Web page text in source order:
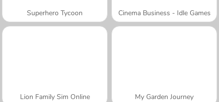
Superhero Tycoon Cinema Business - Idle Games
Lion Family Sim Online My Garden Journey